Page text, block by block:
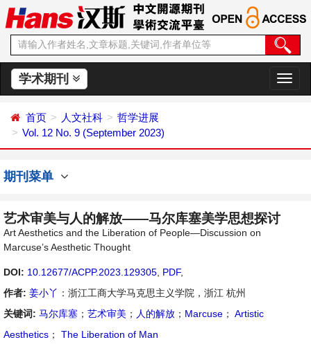
学术期刊
切
换
首页 人文社科
哲学进展
Vol. 12 No. 9 (September 2023)
期刊菜单
艺术审美与人的解放——马尔库塞美学思想探讨
Art Aesthetics and the Liberation of People—Discussion on
Marcuse’s Aesthetic Thought
DOI: 10.12677/ACPP.2023.129305 PDF,
作者: 姜小丫 ：浙江工商大学马克思主义学院，浙江 杭州
关键词: 马尔库塞 ； 艺术审美 ； 人的解放 ； Marcuse ； Artistic
Aesthetics ； The Liberation of Man